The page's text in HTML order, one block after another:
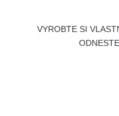
VYROBTE SI